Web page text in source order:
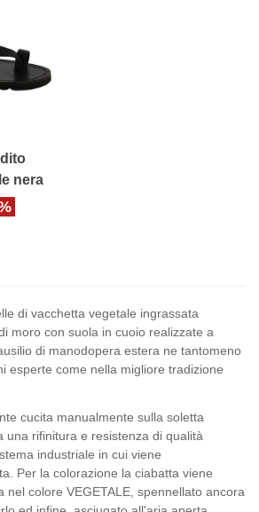
nera
di vacchetta vegetale ingrassata
moro con suola in cuoio realizzate a
di manodopera estera ne tantomeno
esperte come nella migliore tradizione
cucita manualmente sulla soletta
una rifinitura e resistenza di qualità
industriale in cui viene
Per la colorazione la ciabatta viene
nel colore VEGETALE, spennellato ancora